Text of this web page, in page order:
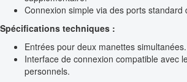
Connexion simple via des ports standard
Spécifications techniques :
Entrées pour deux manettes simultanées.
Interface de connexion compatible avec
personnels.